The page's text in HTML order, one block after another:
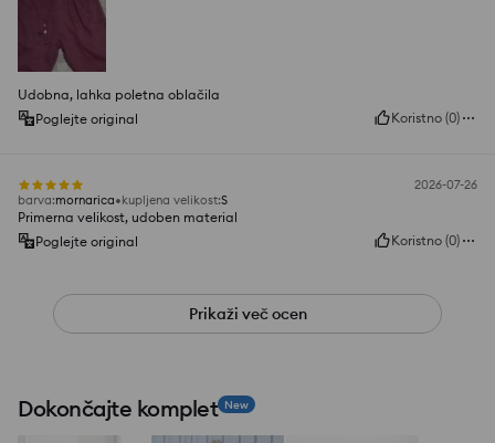
Udobna, lahka poletna oblačila
Poglejte original
Koristno (0)
2026-07-26
barva:mornarica kupljena velikost:S
Primerna velikost, udoben material
Poglejte original
Koristno (0)
Prikaži več ocen
Dokončajte komplet New